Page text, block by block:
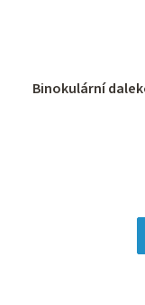
Binokulární